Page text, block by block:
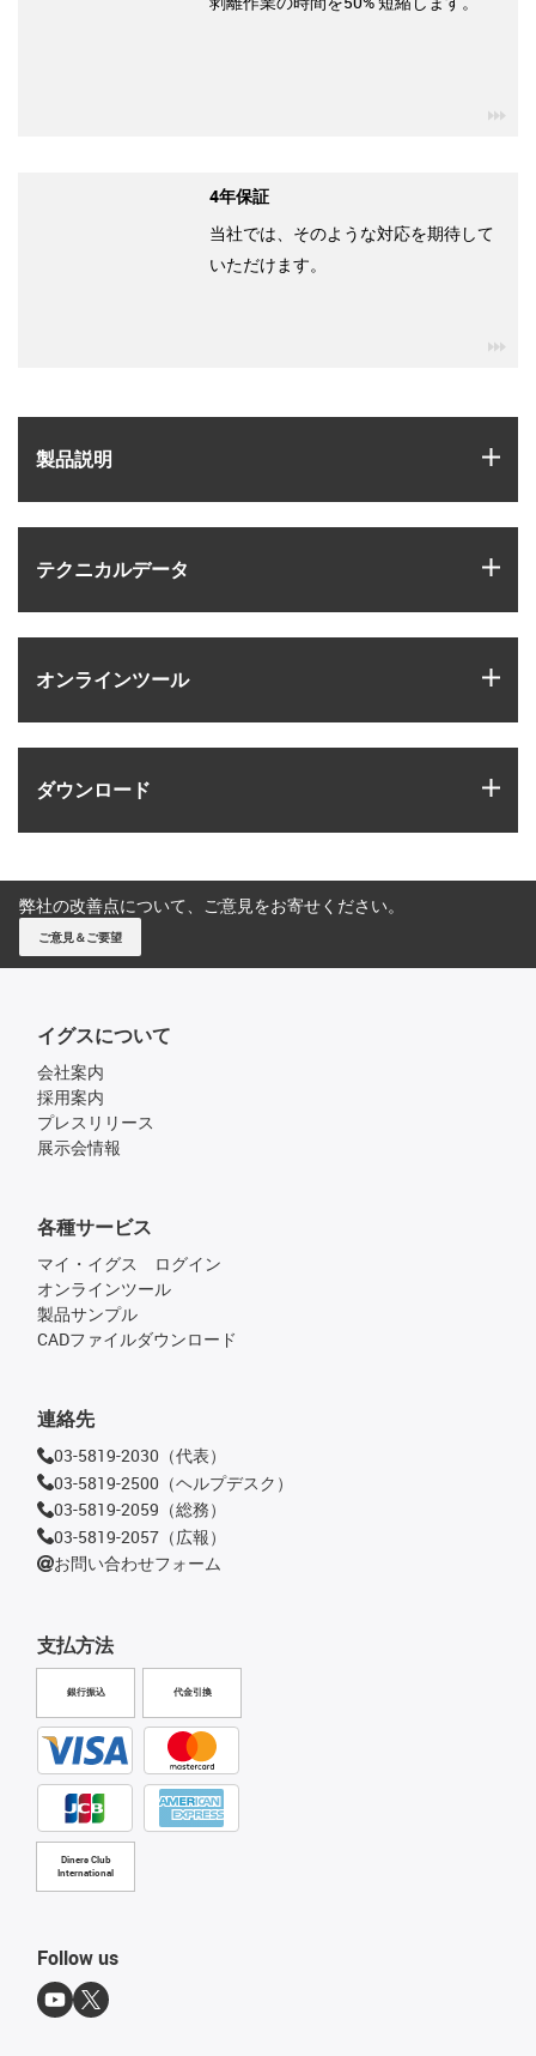
製品説明
テクニカルデータ
オンラインツール
ダウンロード
4年保証
当社では、そのような対応を期待して
いただけます。
弊社の改善点について、ご意見をお寄せください。
ご意見＆ご要望
イグスについて
会社案内
採用案内
プレスリリース
展示会情報
支払方法
銀行振込 代金引換
Diners Club
International
各種サービス
マイ・イグス ログイン
オンラインツール
製品サンプル
CADファイルダウンロード
連絡先
03-5819-2030（代表）
03-5819-2500（ヘルプデスク）
03-5819-2059（総務）
03-5819-2057（広報）
お問い合わせフォーム
Follow us